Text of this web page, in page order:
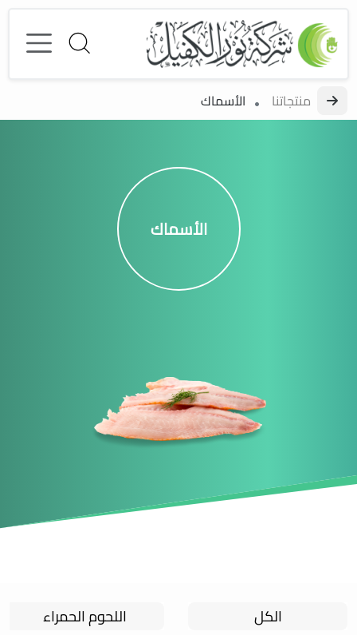
منتجاتنا الأسماك
الأسماك
الكل اللحوم الحمراء